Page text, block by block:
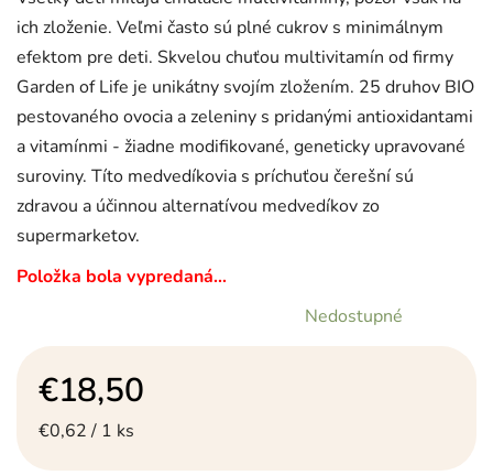
ich zloženie. Veľmi často sú plné cukrov s minimálnym
efektom pre deti. Skvelou chuťou multivitamín od firmy
Garden of Life je unikátny svojím zložením. 25 druhov BIO
pestovaného ovocia a zeleniny s pridanými antioxidantami
a vitamínmi - žiadne modifikované, geneticky upravované
suroviny. Títo medvedíkovia s príchuťou čerešní sú
zdravou a účinnou alternatívou medvedíkov zo
supermarketov.
Položka bola vypredaná…
Nedostupné
€18,50
Jednotková cena:
€0,62 / 1 ks